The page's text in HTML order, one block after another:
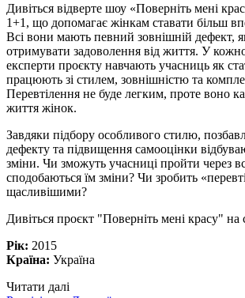
Дивіться відверте шоу «Поверніть мені
1+1, що допомагає жінкам ставати більш
Всі вони мають певний зовнішній дефект,
отримувати задоволення від життя. У
експерти проєкту навчають учасниць як
працюють зі стилем, зовнішністю та
Перевтілення не буде легким, проте воно
життя жінок.
Завдяки підбору особливого стилю,
дефекту та підвищення самооцінки
зміни. Чи зможуть учасниці пройти через
сподобаються їм зміни? Чи зробить
щасливішими?
Дивіться проєкт "Поверніть мені красу" на
Рік: 2015
Країна: Україна
Читати далі